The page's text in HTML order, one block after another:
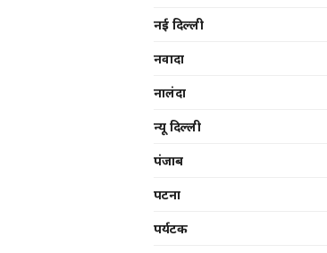
नई दिल्ली
नवादा
नालंदा
न्यू दिल्ली
पंजाब
पटना
पर्यटक